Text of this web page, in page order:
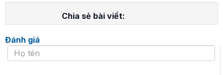
Chia sẻ bài viết:
Đánh giá